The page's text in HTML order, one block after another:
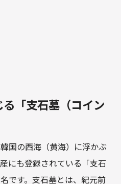
「支石墓（コイン
国の西海（黄海）に浮かぶ
にも登録されている「支石
です。支石墓とは、紀元前